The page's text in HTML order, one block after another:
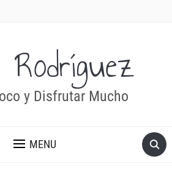
Rodríguez
y Disfrutar Mucho
MENU